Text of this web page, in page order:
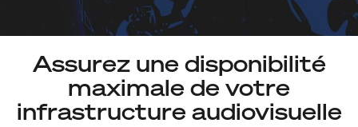
Assurez une disponibilité
maximale de votre
infrastructure audiovisuelle